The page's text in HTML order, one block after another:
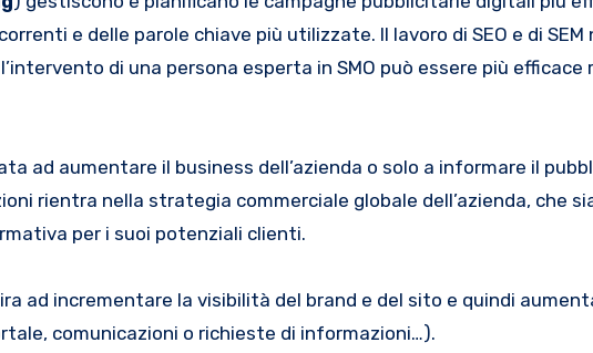
e delle parole chiave più utilizzate. Il lavoro di SEO e di SEM
di una persona esperta in SMO può essere più
ad aumentare il business dell’azienda o solo a informare il
rientra nella strategia commerciale globale dell’azienda, che
per i suoi potenziali clienti.
ad incrementare la visibilità del brand e del sito e quindi
comunicazioni o richieste di informazioni…).